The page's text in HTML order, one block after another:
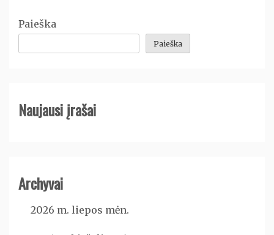
Paieška
Paieška
Naujausi įrašai
Archyvai
2026 m. liepos mėn.